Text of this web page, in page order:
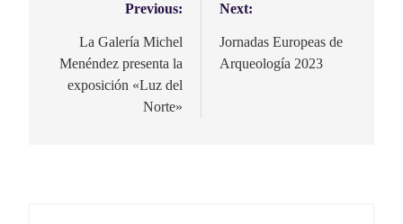
Navegación
entradas
Previous:
La Galería Michel
Menéndez presenta la
exposición «Luz del
Norte»
Next:
Jornadas Europeas de
Arqueología 2023